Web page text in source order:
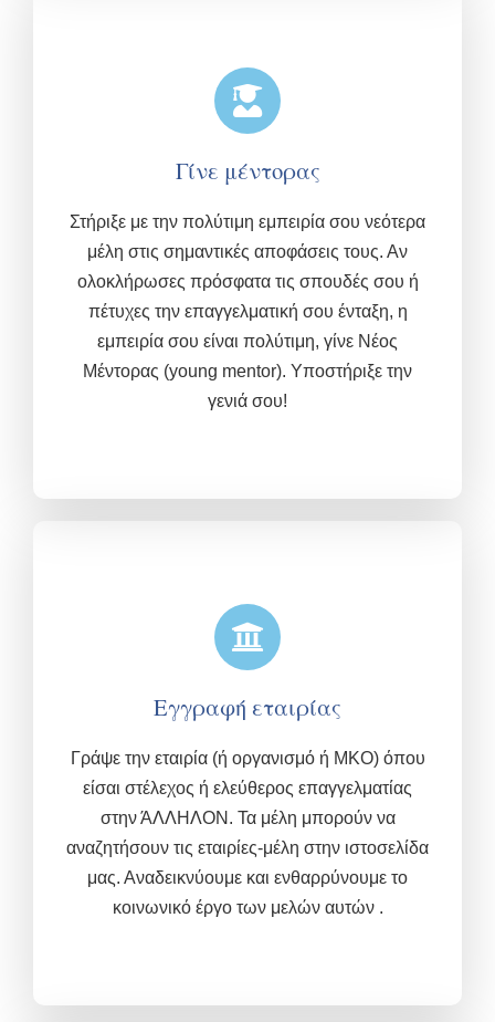
Γίνε μέντορας
Στήριξε με την πολύτιμη εμπειρία σου νεότερα
μέλη στις σημαντικές αποφάσεις τους. Αν
ολοκλήρωσες πρόσφατα τις σπουδές σου ή
πέτυχες την επαγγελματική σου ένταξη, η
εμπειρία σου είναι πολύτιμη, γίνε Νέος
Μέντορας (young mentor). Υποστήριξε την
γενιά σου!
Εγγραφή εταιρίας
Γράψε την εταιρία (ή οργανισμό ή ΜΚΟ) όπου
είσαι στέλεχος ή ελεύθερος επαγγελματίας
στην ΆΛΛΗΛΟΝ. Τα μέλη μπορούν να
αναζητήσουν τις εταιρίες-μέλη στην ιστοσελίδα
μας. Αναδεικνύουμε και ενθαρρύνουμε το
κοινωνικό έργο των μελών αυτών .